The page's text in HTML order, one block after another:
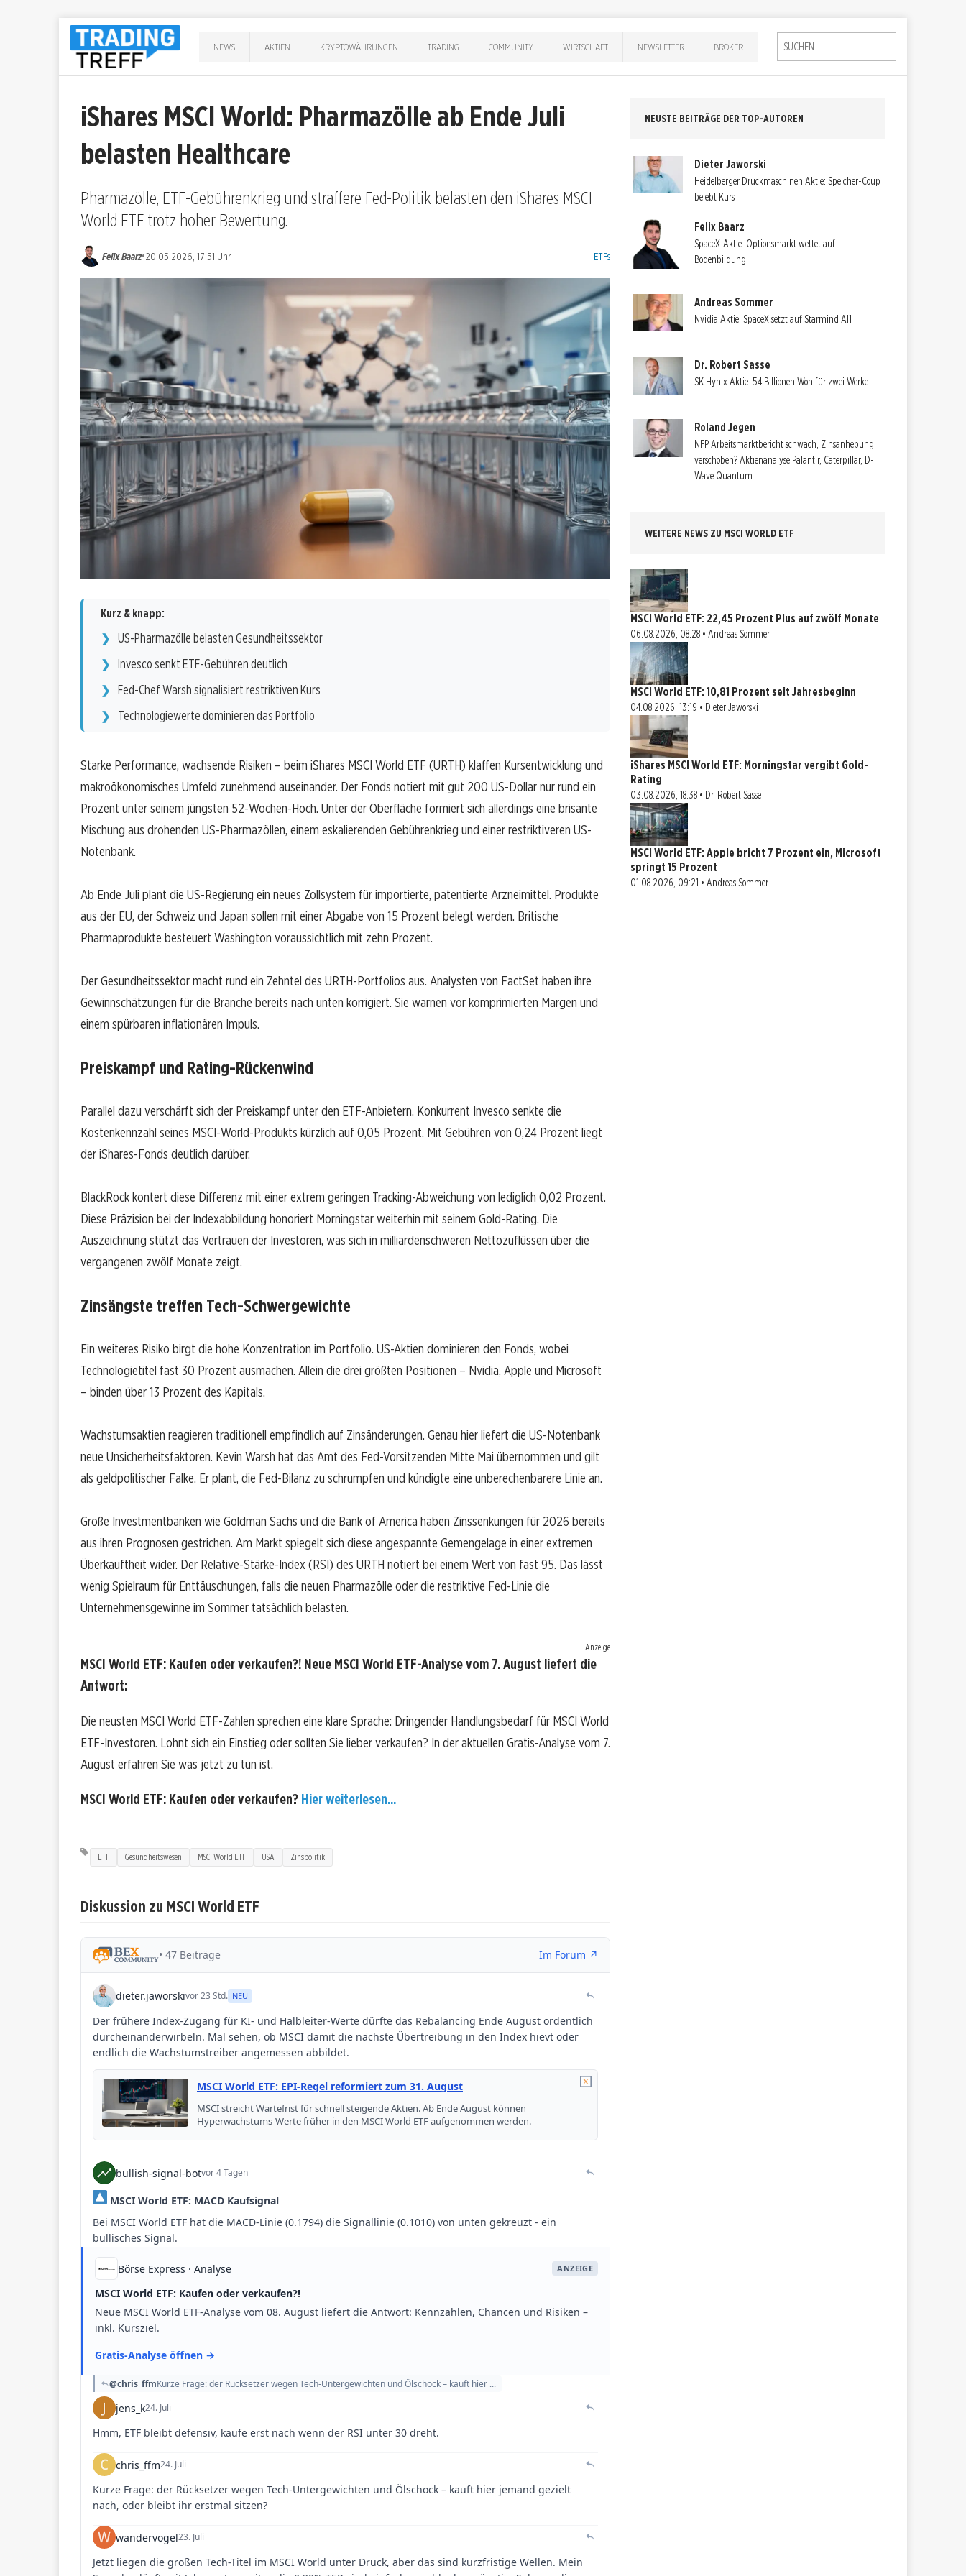
NEWS AKTIEN KRYPTOWÄHRUNGEN TRADING COMMUNITY WIRTSCHAFT NEWSLETTER BROKER
iShares MSCI World: Pharmazölle ab Ende Juli
belasten Healthcare
Pharmazölle, ETF-Gebührenkrieg und straffere Fed-Politik belasten den iShares MSCI
World ETF trotz hoher Bewertung.
Felix Baarz•20.05.2026, 17:51 Uhr Kategorien:
ETFs
Kurz & knapp:
US-Pharmazölle belasten Gesundheitssektor
Invesco senkt ETF-Gebühren deutlich
Fed-Chef Warsh signalisiert restriktiven Kurs
Technologiewerte dominieren das Portfolio
Starke Performance, wachsende Risiken – beim iShares MSCI World ETF (URTH) klaffen Kursentwicklung und
makroökonomisches Umfeld zunehmend auseinander. Der Fonds notiert mit gut 200 US-Dollar nur rund ein
Prozent unter seinem jüngsten 52-Wochen-Hoch. Unter der Oberfläche formiert sich allerdings eine brisante
Mischung aus drohenden US-Pharmazöllen, einem eskalierenden Gebührenkrieg und einer restriktiveren US-
Notenbank.
Ab Ende Juli plant die US-Regierung ein neues Zollsystem für importierte, patentierte Arzneimittel. Produkte
aus der EU, der Schweiz und Japan sollen mit einer Abgabe von 15 Prozent belegt werden. Britische
Pharmaprodukte besteuert Washington voraussichtlich mit zehn Prozent.
Der Gesundheitssektor macht rund ein Zehntel des URTH-Portfolios aus. Analysten von FactSet haben ihre
Gewinnschätzungen für die Branche bereits nach unten korrigiert. Sie warnen vor komprimierten Margen und
einem spürbaren inflationären Impuls.
Preiskampf und Rating-Rückenwind
Parallel dazu verschärft sich der Preiskampf unter den ETF-Anbietern. Konkurrent Invesco senkte die
Kostenkennzahl seines MSCI-World-Produkts kürzlich auf 0,05 Prozent. Mit Gebühren von 0,24 Prozent liegt
der iShares-Fonds deutlich darüber.
BlackRock kontert diese Differenz mit einer extrem geringen Tracking-Abweichung von lediglich 0,02 Prozent.
Diese Präzision bei der Indexabbildung honoriert Morningstar weiterhin mit seinem Gold-Rating. Die
Auszeichnung stützt das Vertrauen der Investoren, was sich in milliardenschweren Nettozuflüssen über die
vergangenen zwölf Monate zeigt.
Zinsängste treffen Tech-Schwergewichte
Ein weiteres Risiko birgt die hohe Konzentration im Portfolio. US-Aktien dominieren den Fonds, wobei
Technologietitel fast 30 Prozent ausmachen. Allein die drei größten Positionen – Nvidia, Apple und Microsoft
– binden über 13 Prozent des Kapitals.
Wachstumsaktien reagieren traditionell empfindlich auf Zinsänderungen. Genau hier liefert die US-Notenbank
neue Unsicherheitsfaktoren. Kevin Warsh hat das Amt des Fed-Vorsitzenden Mitte Mai übernommen und gilt
als geldpolitischer Falke. Er plant, die Fed-Bilanz zu schrumpfen und kündigte eine unberechenbarere Linie an.
Große Investmentbanken wie Goldman Sachs und die Bank of America haben Zinssenkungen für 2026 bereits
aus ihren Prognosen gestrichen. Am Markt spiegelt sich diese angespannte Gemengelage in einer extremen
Überkauftheit wider. Der Relative-Stärke-Index (RSI) des URTH notiert bei einem Wert von fast 95. Das lässt
wenig Spielraum für Enttäuschungen, falls die neuen Pharmazölle oder die restriktive Fed-Linie die
Unternehmensgewinne im Sommer tatsächlich belasten.
Anzeige
MSCI World ETF: Kaufen oder verkaufen?! Neue MSCI World ETF-Analyse vom 7. August liefert die
Antwort:
Die neusten MSCI World ETF-Zahlen sprechen eine klare Sprache: Dringender Handlungsbedarf für MSCI World
ETF-Investoren. Lohnt sich ein Einstieg oder sollten Sie lieber verkaufen? In der aktuellen Gratis-Analyse vom 7.
August erfahren Sie was jetzt zu tun ist.
MSCI World ETF: Kaufen oder verkaufen? Hier weiterlesen...
ETF Gesundheitswesen MSCI World ETF USA Zinspolitik
Diskussion zu MSCI World ETF
NEUSTE BEITRÄGE DER TOP-AUTOREN
Dieter Jaworski
Heidelberger Druckmaschinen Aktie: Speicher-Coup
belebt Kurs
Felix Baarz
SpaceX-Aktie: Optionsmarkt wettet auf
Bodenbildung
Andreas Sommer
Nvidia Aktie: SpaceX setzt auf Starmind AI1
Dr. Robert Sasse
SK Hynix Aktie: 54 Billionen Won für zwei Werke
Roland Jegen
NFP Arbeitsmarktbericht schwach, Zinsanhebung
verschoben? Aktienanalyse Palantir, Caterpillar, D-
Wave Quantum
WEITERE NEWS ZU MSCI WORLD ETF
MSCI World ETF: 22,45 Prozent Plus auf zwölf Monate
06.08.2026, 08:28 • Andreas Sommer
MSCI World ETF: 10,81 Prozent seit Jahresbeginn
04.08.2026, 13:19 • Dieter Jaworski
iShares MSCI World ETF: Morningstar vergibt Gold-
Rating
03.08.2026, 18:38 • Dr. Robert Sasse
MSCI World ETF: Apple bricht 7 Prozent ein, Microsoft
springt 15 Prozent
01.08.2026, 09:21 • Andreas Sommer